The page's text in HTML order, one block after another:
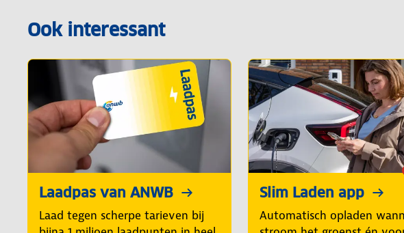
Ook interessant
Laadpas van ANWB
Laad tegen scherpe tarieven bij
Slim Laden app
Automatisch opladen